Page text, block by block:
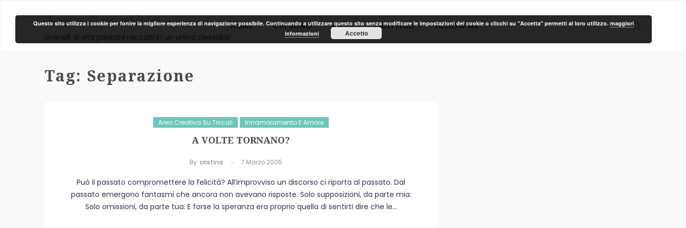
Area Creativa
Granelli di vita passata raccolti in un unica clessidra!
HOME CHI SONO BLOG I MIEI FIGLI FOLLOW ME
Tag: Separazione
Area Creativa Su Tiscali Innamoramento E Amore
A VOLTE TORNANO?
By Cristina 7 Marzo 2005
Può il passato compromettere la felicità? All’improvviso un discorso ci riporta al passato. Dal
passato emergono fantasmi che ancora non avevano risposte. Solo supposizioni, da parte mia.
Solo omissioni, da parte tua. E forse la speranza era proprio quella di sentirti dire che le...
Questo sito utilizza i cookie per fonire la migliore esperienza di navigazione possibile. Continuando a utilizzare questo sito senza modificare le impostazioni dei cookie o clicchi su "Accetta" permetti al loro utilizzo. maggiori
informazioni
Accetto